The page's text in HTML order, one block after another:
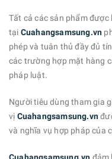
Tất cả các sản phẩm được
tại Cuahangsamsung.vn
phép và tuân thủ đầy đủ
các trường hợp mặt hàng
pháp luật.
Người tiêu dùng tham gia
vị Cuahangsamsung.vn
và nghĩa vụ hợp pháp của